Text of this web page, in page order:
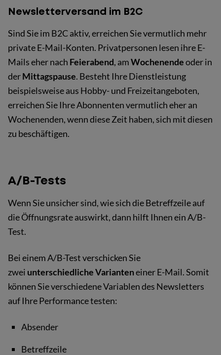
Newsletterversand im B2C
Sind Sie im B2C aktiv, erreichen Sie vermutlich mehr
private E-Mail-Konten. Privatpersonen lesen ihre E-
Mails eher nach Feierabend, amWochenendeoder in
derMittagspause. Besteht Ihre Dienstleistung
beispielsweise aus Hobby- und Freizeitangeboten,
erreichen Sie Ihre Abonnenten vermutlich eher an
Wochenenden, wenn diese Zeit haben, sich mit diesen
zu beschäftigen.
A/B-Tests
Wenn Sie unsicher sind, wie sich die Betreffzeile auf
die Öffnungsrate auswirkt, dann hilft Ihnen ein A/B-
Test.
Bei einem A/B-Test verschicken Sie
zwei unterschiedliche Varianteneiner E-Mail. Somit
können Sie verschiedene Variablen des Newsletters
auf Ihre Performance testen:
Absender
Betreffzeile